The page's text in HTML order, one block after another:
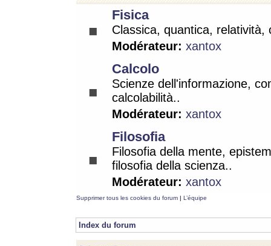
Fisica
Classica, quantica, relatività,
Modérateur: xantox
Calcolo
Scienze dell'informazione,
calcolabilità..
Modérateur: xantox
Filosofia
Filosofia della mente,
filosofia della scienza..
Modérateur: xantox
Supprimer tous les cookies du forum | L’équipe
Index du forum